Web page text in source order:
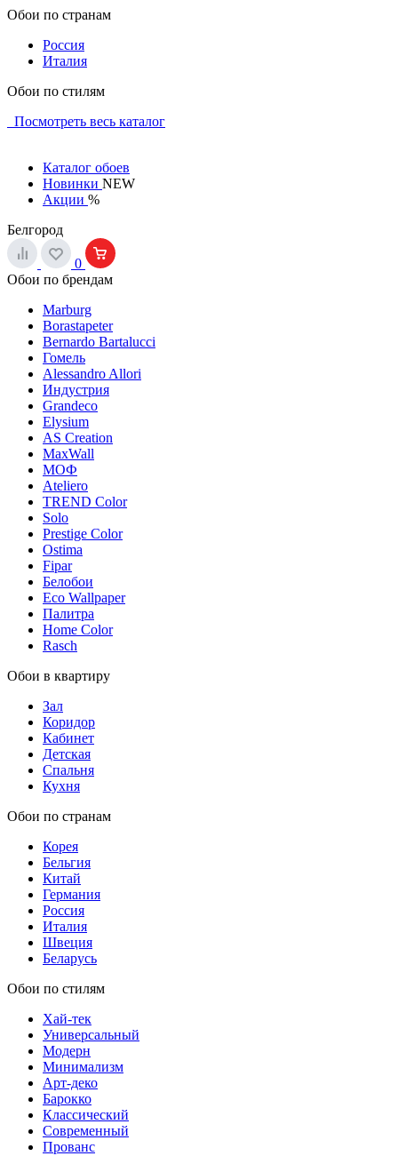
Обои по странам
Россия
Италия
Обои по стилям
Посмотреть весь каталог
Каталог обоев
Новинки NEW
Акции %
Белгород
0
Обои по брендам
Marburg
Borastapeter
Bernardo Bartalucci
Гомель
Alessandro Allori
Индустрия
Grandeco
Elysium
AS Creation
MaxWall
МОФ
Ateliero
TREND Color
Solo
Prestige Color
Ostima
Fipar
Белобои
Eco Wallpaper
Палитра
Home Color
Rasch
Обои в квартиру
Зал
Коридор
Кабинет
Детская
Спальня
Кухня
Обои по странам
Корея
Бельгия
Китай
Германия
Россия
Италия
Швеция
Беларусь
Обои по стилям
Хай-тек
Универсальный
Модерн
Минимализм
Арт-деко
Барокко
Классический
Современный
Прованс